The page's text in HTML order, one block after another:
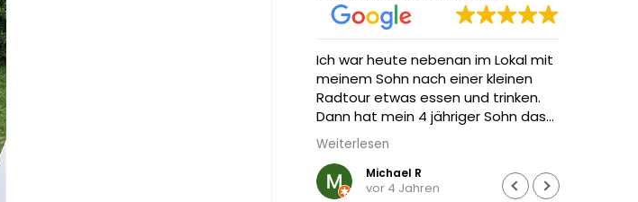
Ich war heute nebenan im Lokal mit
meinem Sohn nach einer kleinen
Radtour etwas essen und trinken.
Dann hat mein 4 jähriger Sohn das
Trampolin von Freestyle gesehen
und wollte unbedingt hüpfen.
Die Besitzer sind unglaublich nett
Weiterlesen
Michael R
vor 4 Jahren